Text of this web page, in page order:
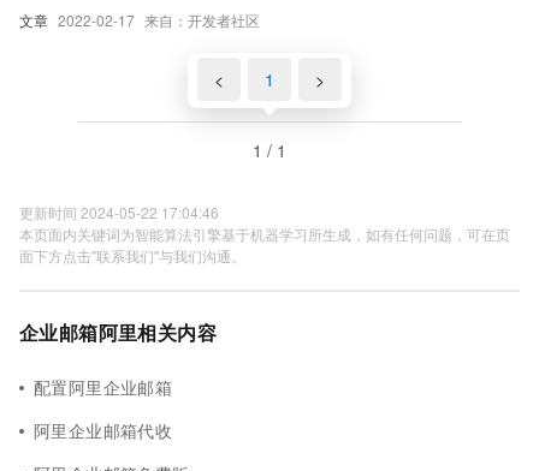
文章 2022-02-17 来自：开发者社区
< 1 >
1 / 1
更新时间 2024-05-22 17:04:46
本页面内关键词为智能算法引擎基于机器学习所生成，如有任何问题，可在页
面下方点击"联系我们"与我们沟通。
企业邮箱阿里相关内容
配置阿里企业邮箱
阿里企业邮箱代收